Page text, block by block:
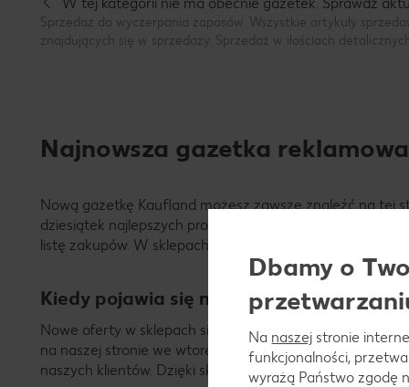
TAK NIE
Sprzedaż do wyczerpania zapasów. Wszystkie artykuły
znajdujących się w sprzedaży. Sprzedaż w ilościach
Najnowsza gazetka
Nową gazetkę Kaufland możesz zawsze znaleźć na tej
dziesiątek najlepszych produktów w niskich cenach.
listę zakupów. W sklepach Kaufland znajdziesz wszystkie
Kiedy pojawia się nowa gazetka
Nowe oferty w sklepach sieci Kaufland pojawiają się w
na naszej stronie we wtorek! Nasze sklepy oferują
naszych klientów. Dzięki sklepom Kaufland znajdziesz
Dbamy o
Na naszej stronie
funkcjonalności,
wyrażą Państwo zgodę